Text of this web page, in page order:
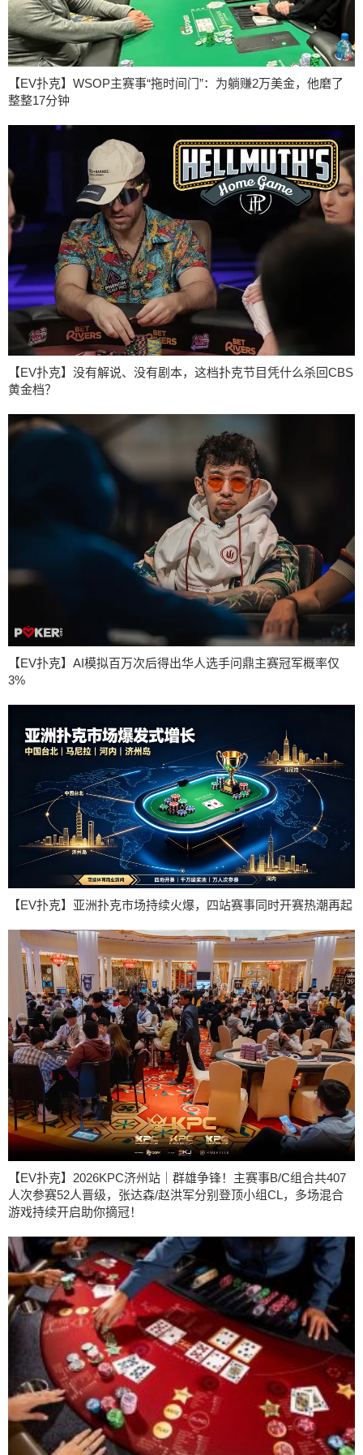
【EV扑克】WSOP主赛事“拖时间门”：为躺赚2万美金，他磨了
整整17分钟
【EV扑克】没有解说、没有剧本，这档扑克节目凭什么杀回CBS
黄金档？
【EV扑克】AI模拟百万次后得出华人选手问鼎主赛冠军概率仅
3%
【EV扑克】亚洲扑克市场持续火爆，四站赛事同时开赛热潮再起
【EV扑克】2026KPC济州站｜群雄争锋！主赛事B/C组合共407
人次参赛52人晋级，张达森/赵洪军分别登顶小组CL，多场混合
游戏持续开启助你摘冠！